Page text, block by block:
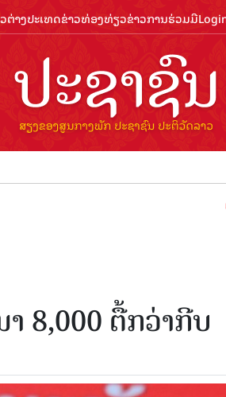
ຕ່າງປະເທດຂ່າວທ່ອງທ່ຽວຂ່າວການຮ່ວມມື
ຕ້ອນຮັ
8,000 ຕື້ກວ່າກີບ